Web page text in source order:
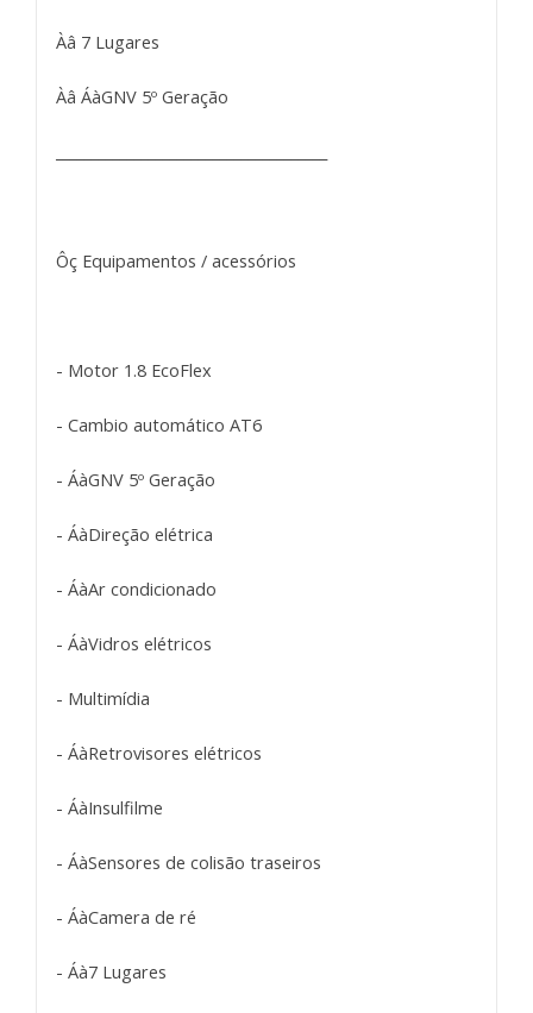
Àâ 7 Lugares
Àâ ÁàGNV 5º Geração
Ôç Equipamentos / acessórios
- Motor 1.8 EcoFlex
- Cambio automático AT6
- ÁàGNV 5º Geração
- ÁàDireção elétrica
- ÁàAr condicionado
- ÁàVidros elétricos
- Multimídia
- ÁàRetrovisores elétricos
- ÁàInsulfilme
- ÁàSensores de colisão traseiros
- ÁàCamera de ré
- Áà7 Lugares